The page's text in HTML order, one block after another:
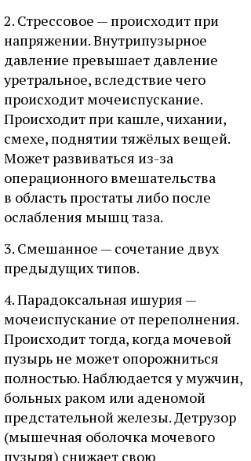
2. Стрессовое — происходит при
напряжении. Внутрипузырное
давление превышает давление
уретральное, вследствие чего
происходит мочеиспускание.
Происходит при кашле, чихании,
смехе, поднятии тяжёлых вещей.
Может развиваться из-за
операционного вмешательства
в область простаты либо после
ослабления мышц таза.
3. Смешанное — сочетание двух
предыдущих типов.
4. Парадоксальная ишурия —
мочеиспускание от переполнения.
Происходит тогда, когда мочевой
пузырь не может опорожниться
полностью. Наблюдается у мужчин,
больных раком или аденомой
предстательной железы. Детрузор
(мышечная оболочка мочевого
пузыря) снижает свою